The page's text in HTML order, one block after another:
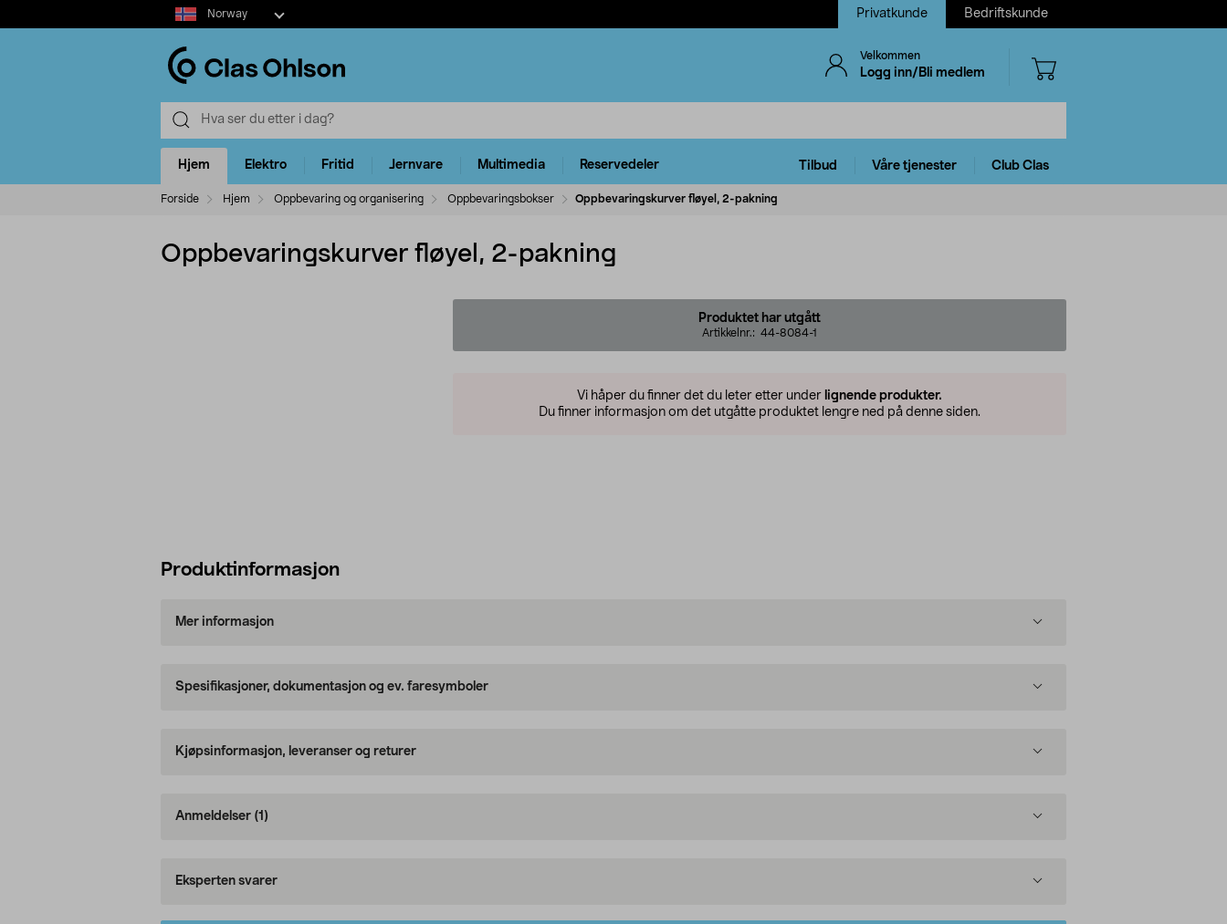
Select
market
Norway Privatkunde Bedriftskunde
Velkommen
Logg inn/Bli medlem
Hjem Elektro Fritid Jernvare Multimedia Reservedeler Tilbud Våre tjenester Club Clas
Forside Hjem Oppbevaring og organisering Oppbevaringsbokser Oppbevaringskurver fløyel, 2-pakning
Oppbevaringskurver fløyel, 2-pakning
Produktet har utgått
Artikkelnr.: 44-8084-1
Vi håper du finner det du leter etter under lignende produkter.
Du finner informasjon om det utgåtte produktet lengre ned på denne siden.
Produktinformasjon
Mer informasjon
Spesifikasjoner, dokumentasjon og ev. faresymboler
Kjøpsinformasjon, leveranser og returer
Anmeldelser (1)
Eksperten svarer